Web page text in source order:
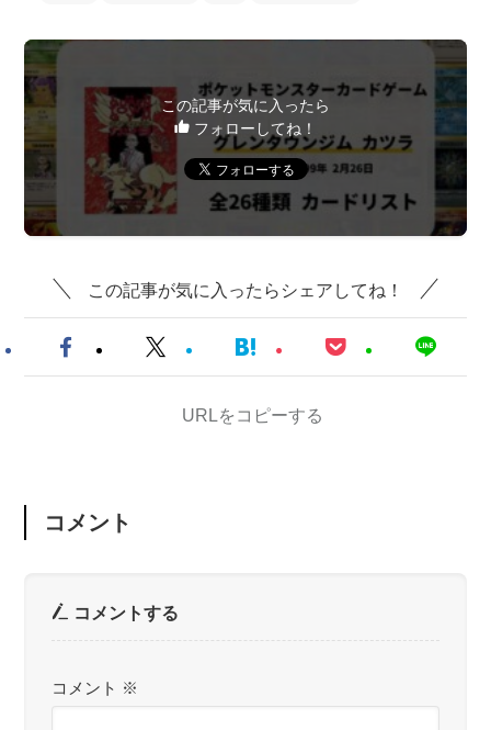
この記事が気に入ったら
フォローしてね！
この記事が気に入ったらシェアしてね！
URLをコピーする
コメント
コメントする
コメント ※